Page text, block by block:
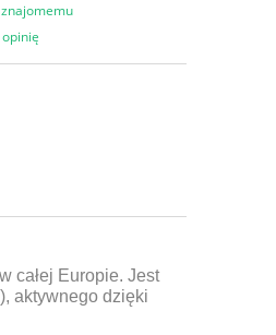
całej Europie. Jest
aktywnego dzięki